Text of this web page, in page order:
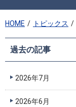
HOME トピックス
過去の記事
2026年7月
2026年6月